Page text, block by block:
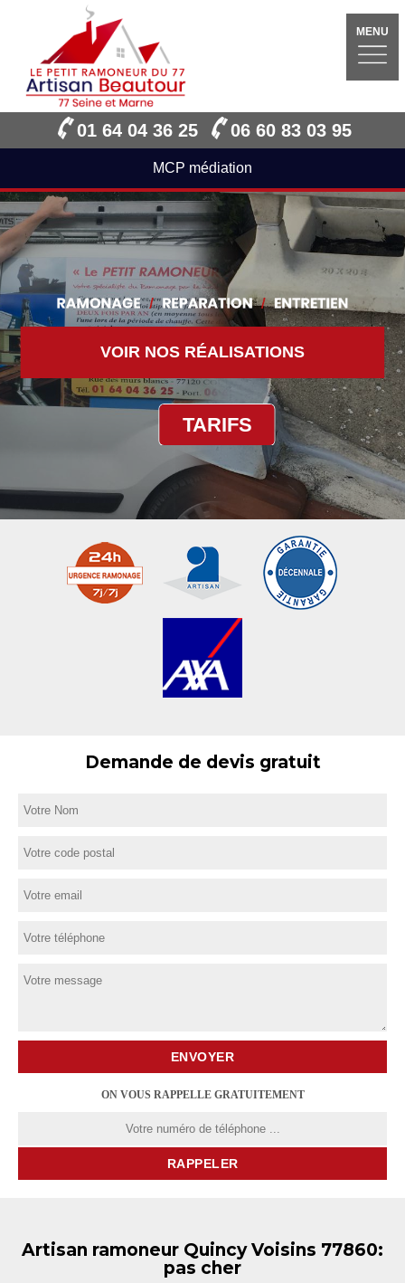
MENU
01 64 04 36 25 06 60 83 03 95
MCP médiation
VOIR NOS RÉALISATIONS
TARIFS
Demande de devis gratuit
ON VOUS RAPPELLE GRATUITEMENT
Artisan ramoneur Quincy Voisins 77860:
pas cher